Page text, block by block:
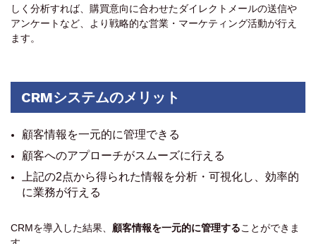
しく分析すれば、購買意向に合わせたダイレクトメールの送信や
アンケートなど、より戦略的な営業・マーケティング活動が行え
ます。
CRMシステムのメリット
顧客情報を一元的に管理できる
顧客へのアプローチがスムーズに行える
上記の2点から得られた情報を分析・可視化し、効率的
に業務が行える
CRMを導入した結果、 顧客情報を一元的に管理することができま